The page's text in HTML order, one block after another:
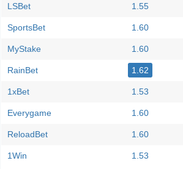
LSBet 1.55
SportsBet 1.60
MyStake 1.60
RainBet 1.62
1xBet 1.53
Everygame 1.60
ReloadBet 1.60
1Win 1.53